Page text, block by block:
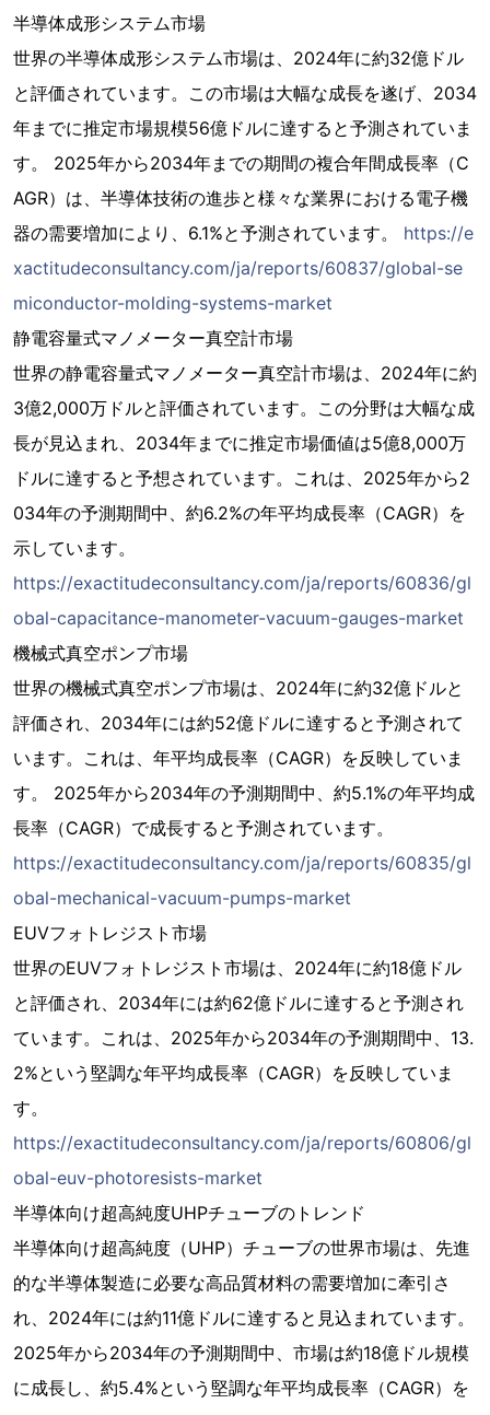
半導体成形システム市場
世界の半導体成形システム市場は、2024年に約32億ドル
と評価されています。この市場は大幅な成長を遂げ、2034
年までに推定市場規模56億ドルに達すると予測されていま
す。 2025年から2034年までの期間の複合年間成長率（C
AGR）は、半導体技術の進歩と様々な業界における電子機
器の需要増加により、6.1%と予測されています。 https://e
xactitudeconsultancy.com/ja/reports/60837/global-se
miconductor-molding-systems-market
静電容量式マノメーター真空計市場
世界の静電容量式マノメーター真空計市場は、2024年に約
3億2,000万ドルと評価されています。この分野は大幅な成
長が見込まれ、2034年までに推定市場価値は5億8,000万
ドルに達すると予想されています。これは、2025年から2
034年の予測期間中、約6.2%の年平均成長率（CAGR）を
示しています。
https://exactitudeconsultancy.com/ja/reports/60836/gl
obal-capacitance-manometer-vacuum-gauges-market
機械式真空ポンプ市場
世界の機械式真空ポンプ市場は、2024年に約32億ドルと
評価され、2034年には約52億ドルに達すると予測されて
います。これは、年平均成長率（CAGR）を反映していま
す。 2025年から2034年の予測期間中、約5.1%の年平均成
長率（CAGR）で成長すると予測されています。
https://exactitudeconsultancy.com/ja/reports/60835/gl
obal-mechanical-vacuum-pumps-market
EUVフォトレジスト市場
世界のEUVフォトレジスト市場は、2024年に約18億ドル
と評価され、2034年には約62億ドルに達すると予測され
ています。これは、2025年から2034年の予測期間中、13.
2%という堅調な年平均成長率（CAGR）を反映していま
す。
https://exactitudeconsultancy.com/ja/reports/60806/gl
obal-euv-photoresists-market
半導体向け超高純度UHPチューブのトレンド
半導体向け超高純度（UHP）チューブの世界市場は、先進
的な半導体製造に必要な高品質材料の需要増加に牽引さ
れ、2024年には約11億ドルに達すると見込まれています。
2025年から2034年の予測期間中、市場は約18億ドル規模
に成長し、約5.4%という堅調な年平均成長率（CAGR）を